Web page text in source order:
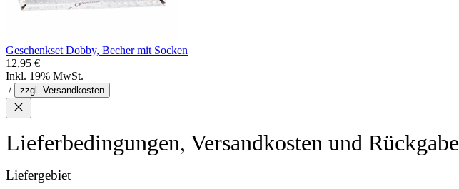
Geschenkset Dobby, Becher mit Socken
12,95 €
Inkl. 19% MwSt.
/
zzgl. Versandkosten
Lieferbedingungen, Versandkosten und Rückgabe
Liefergebiet